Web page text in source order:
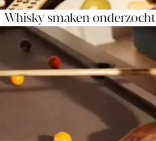
Whisky smaken onderzocht